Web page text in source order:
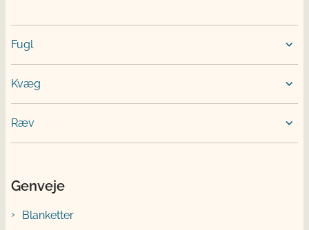
Fugl
Kvæg
Ræv
Genveje
Blanketter